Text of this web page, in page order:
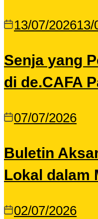
13/07/202613/
Senja yang
di de.CAFA
07/07/2026
Buletin
Lokal dalam
02/07/2026